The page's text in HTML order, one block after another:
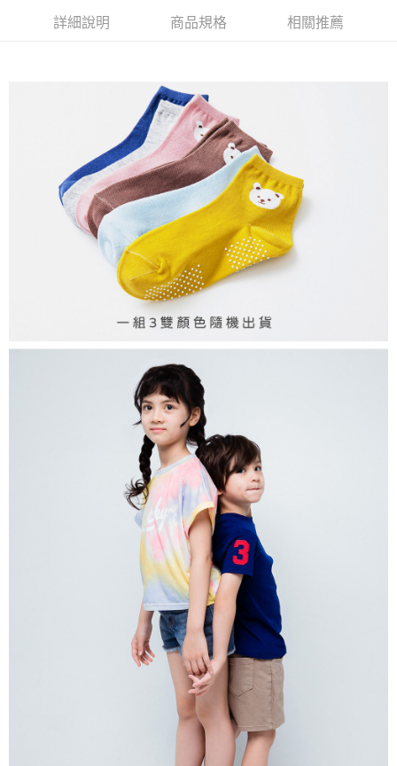
ATM付款
每筆NT$80，滿NT$899(含以上)免運費
每筆NT$80，滿NT$859(含以上)免運費
7-11取貨付款
每筆NT$80，滿NT$899(含以上)免運費
每筆NT$80，滿NT$859(含以上)免運費
詳細說明 商品規格 相關推薦